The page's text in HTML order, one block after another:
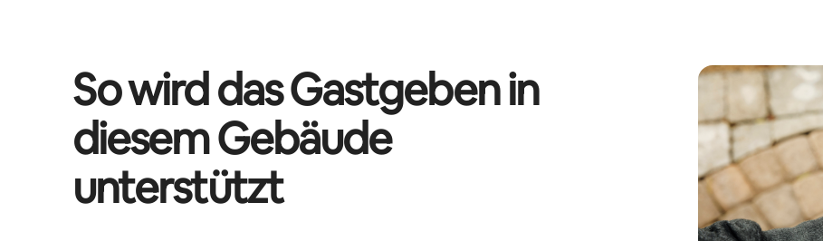
So wird das Gastgeben in
diesem Gebäude
unterstützt